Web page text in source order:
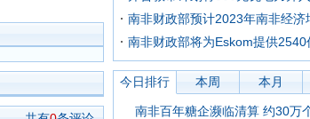
南非财政部预计2023年南非经济
南非财政部将为Eskom提供
今日排行 本周 本月
南非百年糖企濒临清算 约30万